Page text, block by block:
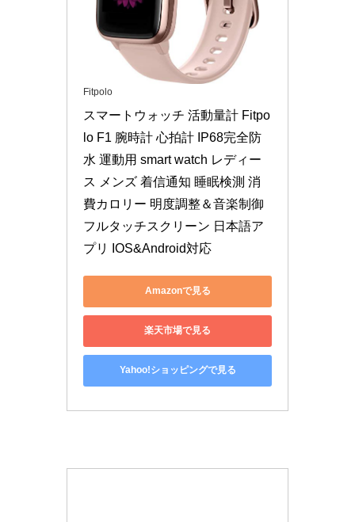
Fitpolo
スマートウォッチ 活動量計 Fitpo
lo F1 腕時計 心拍計 IP68完全防
水 運動用 smart watch レディー
ス メンズ 着信通知 睡眠検測 消
費カロリー 明度調整＆音楽制御
フルタッチスクリーン 日本語ア
プリ IOS&Android対応
Amazonで見る
楽天市場で見る
Yahoo!ショッピングで見る